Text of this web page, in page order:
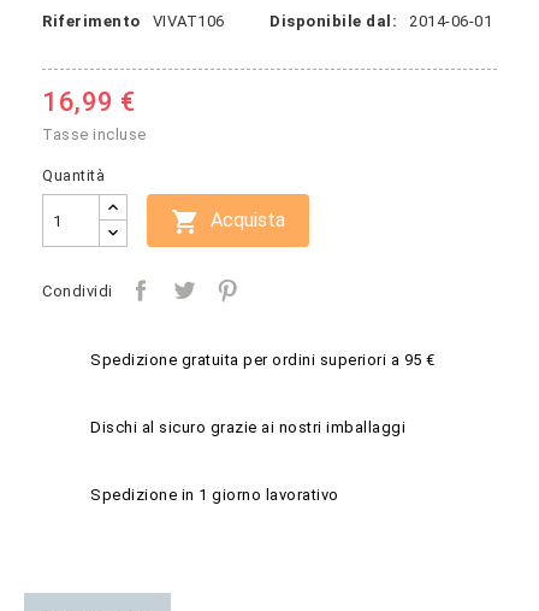
Riferimento VIVAT106 Disponibile dal: 2014-06-01
16,99 €
Tasse incluse
Quantità
 Acquista
Condividi
Spedizione gratuita per ordini superiori a 95 €
Dischi al sicuro grazie ai nostri imballaggi
Spedizione in 1 giorno lavorativo